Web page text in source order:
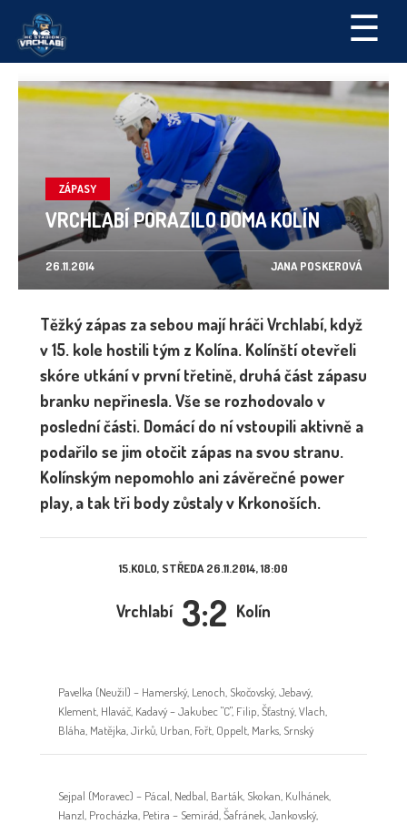
☰
ZÁPASY
VRCHLABÍ PORAZILO DOMA KOLÍN
26.11.2014 JANA POSKEROVÁ
Těžký zápas za sebou mají hráči Vrchlabí, když
v 15. kole hostili tým z Kolína. Kolínští otevřeli
skóre utkání v první třetině, druhá část zápasu
branku nepřinesla. Vše se rozhodovalo v
poslední části. Domácí do ní vstoupili aktivně a
podařilo se jim otočit zápas na svou stranu.
Kolínským nepomohlo ani závěrečné power
play, a tak tři body zůstaly v Krkonoších.
15.KOLO, STŘEDA 26.11.2014, 18:00
Vrchlabí 3:2 Kolín
Pavelka (Neužil) – Hamerský, Lenoch, Skočovský, Jebavý,
Klement, Hlaváč, Kadavý – Jakubec "C", Filip, Šťastný, Vlach,
Bláha, Matějka, Jirků, Urban, Fořt, Oppelt, Marks, Srnský
Sejpal (Moravec) – Pácal, Nedbal, Barták, Skokan, Kulhánek,
Hanzl, Procházka, Petira – Semirád, Šafránek, Jankovský,